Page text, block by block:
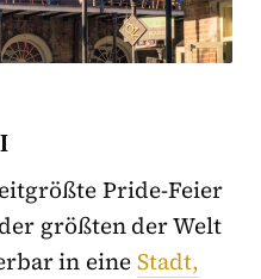
Pride-Feier
größten der Welt
in eineStadt,